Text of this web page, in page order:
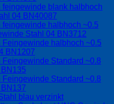
feingewinde blank halbhoch
04 BN40087
feingewinde halbhoch ~0.5
Stahl 04 BN3712
Feingewinde halbhoch ~0.5
BN1207
Feingewinde Standard ~0.8
Feingewinde Standard ~0.8
blau verzinkt